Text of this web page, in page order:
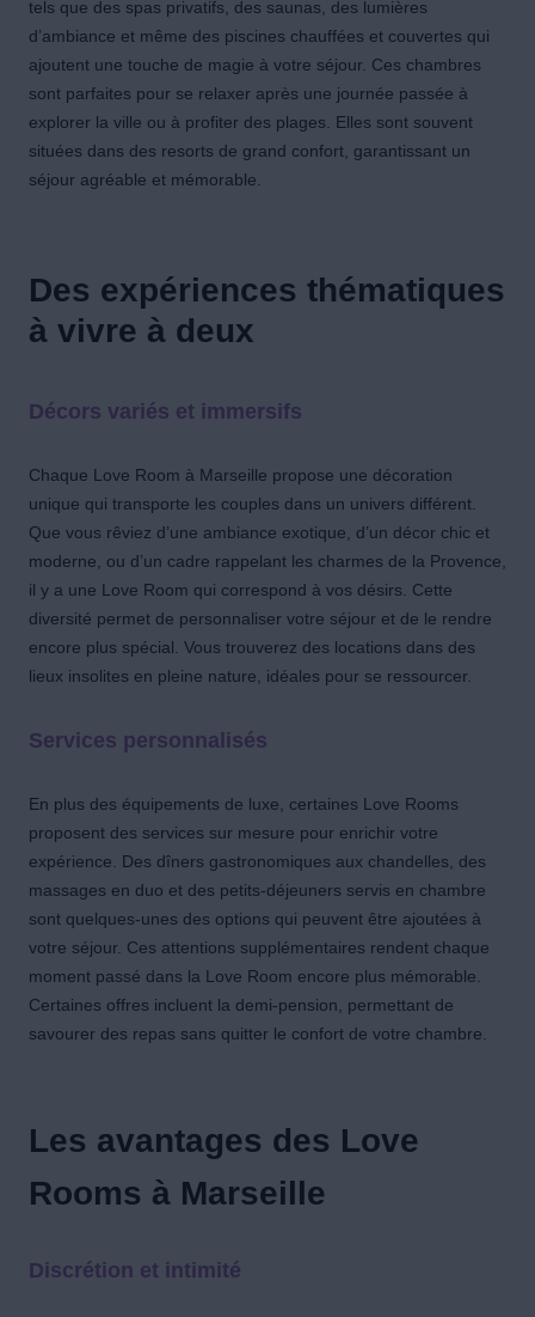
tels que des spas privatifs, des saunas, des lumières
d’ambiance et même des piscines chauffées et couvertes qui
ajoutent une touche de magie à votre séjour. Ces chambres
sont parfaites pour se relaxer après une journée passée à
explorer la ville ou à profiter des plages. Elles sont souvent
situées dans des resorts de grand confort, garantissant un
séjour agréable et mémorable.
Des expériences thématiques
à vivre à deux
Décors variés et immersifs
Chaque Love Room à Marseille propose une décoration
unique qui transporte les couples dans un univers différent.
Que vous rêviez d’une ambiance exotique, d’un décor chic et
moderne, ou d’un cadre rappelant les charmes de la Provence,
il y a une Love Room qui correspond à vos désirs. Cette
diversité permet de personnaliser votre séjour et de le rendre
encore plus spécial. Vous trouverez des locations dans des
lieux insolites en pleine nature, idéales pour se ressourcer.
Services personnalisés
En plus des équipements de luxe, certaines Love Rooms
proposent des services sur mesure pour enrichir votre
expérience. Des dîners gastronomiques aux chandelles, des
massages en duo et des petits-déjeuners servis en chambre
sont quelques-unes des options qui peuvent être ajoutées à
votre séjour. Ces attentions supplémentaires rendent chaque
moment passé dans la Love Room encore plus mémorable.
Certaines offres incluent la demi-pension, permettant de
savourer des repas sans quitter le confort de votre chambre.
Les avantages des Love
Rooms à Marseille
Discrétion et intimité